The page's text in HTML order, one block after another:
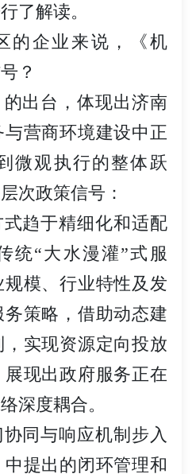
了解读。
的企业来说，《机
？
出台，体现出济南
营商环境建设中正
微观执行的整体跃
次政策信号：
趋于精细化和适配
统“大水漫灌”式服
模、行业特性及发
策略，借助动态建
实现资源定向投放
现出政府服务正在
深度耦合。
同与响应机制步入
提出的闭环管理和